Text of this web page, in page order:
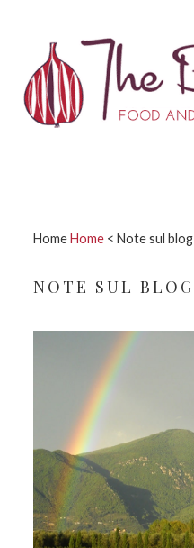
navigazione
primaria
contenuto
principale
barra
laterale
primaria
pagina
HomeHome < Note sul blog
NOTE SUL BLOG